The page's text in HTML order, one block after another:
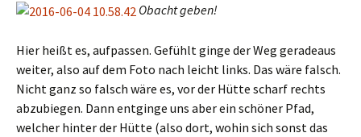
Obacht geben!
Hier heißt es, aufpassen. Gefühlt ginge der Weg geradeaus
weiter, also auf dem Foto nach leicht links. Das wäre falsch.
Nicht ganz so falsch wäre es, vor der Hütte scharf rechts
abzubiegen. Dann entginge uns aber ein schöner Pfad,
welcher hinter der Hütte (also dort, wohin sich sonst das